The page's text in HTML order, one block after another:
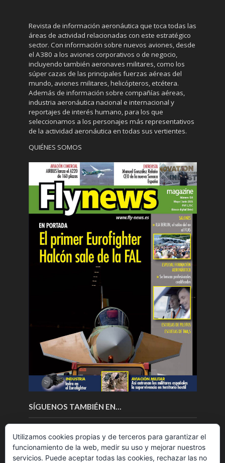
Revista de información aeronáutica que toca todas las
áreas de actividad relacionadas con este estratégico
sector. Con información sobre nuevos aviones, desde
el A380 a los aviones corporativos o de negocio,
incluyendo también aeronaves militares, como los
súper cazas de las principales fuerzas aéreas del
mundo, aviones militares, helicópteros, etcétera.
Además de información sobre compañías aéreas,
industria aeronáutica nacional e internacional y
reportajes de interés humano, para los que
seleccionamos a los personajes más representativos
de la actividad aeronáutica en todas sus vertientes.
QUIÉNES SOMOS
SÍGUENOS TAMBIÉN EN…
Utilizamos cookies propias y de terceros para garantizar el
funcionamiento de la web, medir su uso y mejorar nuestros
servicios. Puede aceptar todas las cookies, rechazar las no